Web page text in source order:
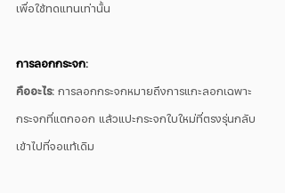
เพื่อใช้ทดแทนเท่านั้น
การลอกกระจก:
คืออะไร: การลอกกระจกหมายถึงการแกะลอกเฉพาะ
กระจกที่แตกออก แล้วแปะกระจกใบใหม่ที่ตรงรุ่นกลับ
เข้าไปที่จอแท้เดิม